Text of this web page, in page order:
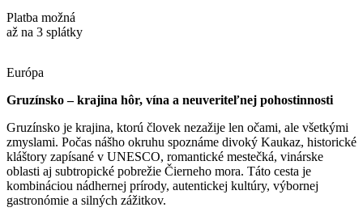
Platba možná
až na 3 splátky
Európa
Gruzínsko – krajina hôr, vína a neuveriteľnej pohostinnosti
Gruzínsko je krajina, ktorú človek nezažije len očami, ale všetkými
zmyslami. Počas nášho okruhu spoznáme divoký Kaukaz, historické
kláštory zapísané v UNESCO, romantické mestečká, vinárske
oblasti aj subtropické pobrežie Čierneho mora. Táto cesta je
kombináciou nádhernej prírody, autentickej kultúry, výbornej
gastronómie a silných zážitkov.